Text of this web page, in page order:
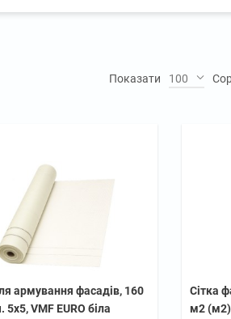
Показати 100
армування фасадів, 160
5х5, VMF EURO біла
Сітка
м2 (м2)